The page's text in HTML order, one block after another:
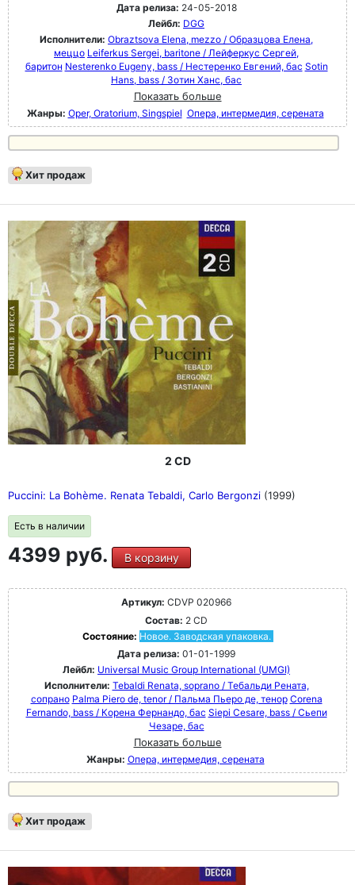
Дата релиза: 24-05-2018
Лейбл: DGG
Исполнители: Obraztsova Elena, mezzo / Образцова Елена,
меццо Leiferkus Sergei, baritone / Лейферкус Сергей,
баритон Nesterenko Eugeny, bass / Нестеренко Евгений, бас Sotin
Hans, bass / Зотин Ханс, бас
Показать больше
Жанры: Oper, Oratorium, Singspiel Опера, интермедия, серената
Хит продаж
2 CD
Puccini: La Bohème. Renata Tebaldi, Carlo Bergonzi (1999)
Есть в наличии
4399 руб. В корзину
Артикул: CDVP 020966
Состав: 2 CD
Состояние: Новое. Заводская упаковка.
Дата релиза: 01-01-1999
Лейбл: Universal Music Group International (UMGI)
Исполнители: Tebaldi Renata, soprano / Тебальди Рената,
сопрано Palma Piero de, tenor / Пальма Пьеро де, тенор Corena
Fernando, bass / Корена Фернандо, бас Siepi Cesare, bass / Сьепи
Чезаре, бас
Показать больше
Жанры: Опера, интермедия, серената
Хит продаж